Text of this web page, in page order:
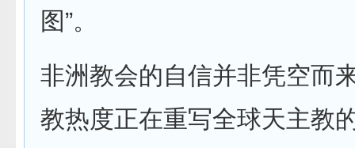
图”。
非洲教会的自信并非凭空而
教热度正在重写全球天主教